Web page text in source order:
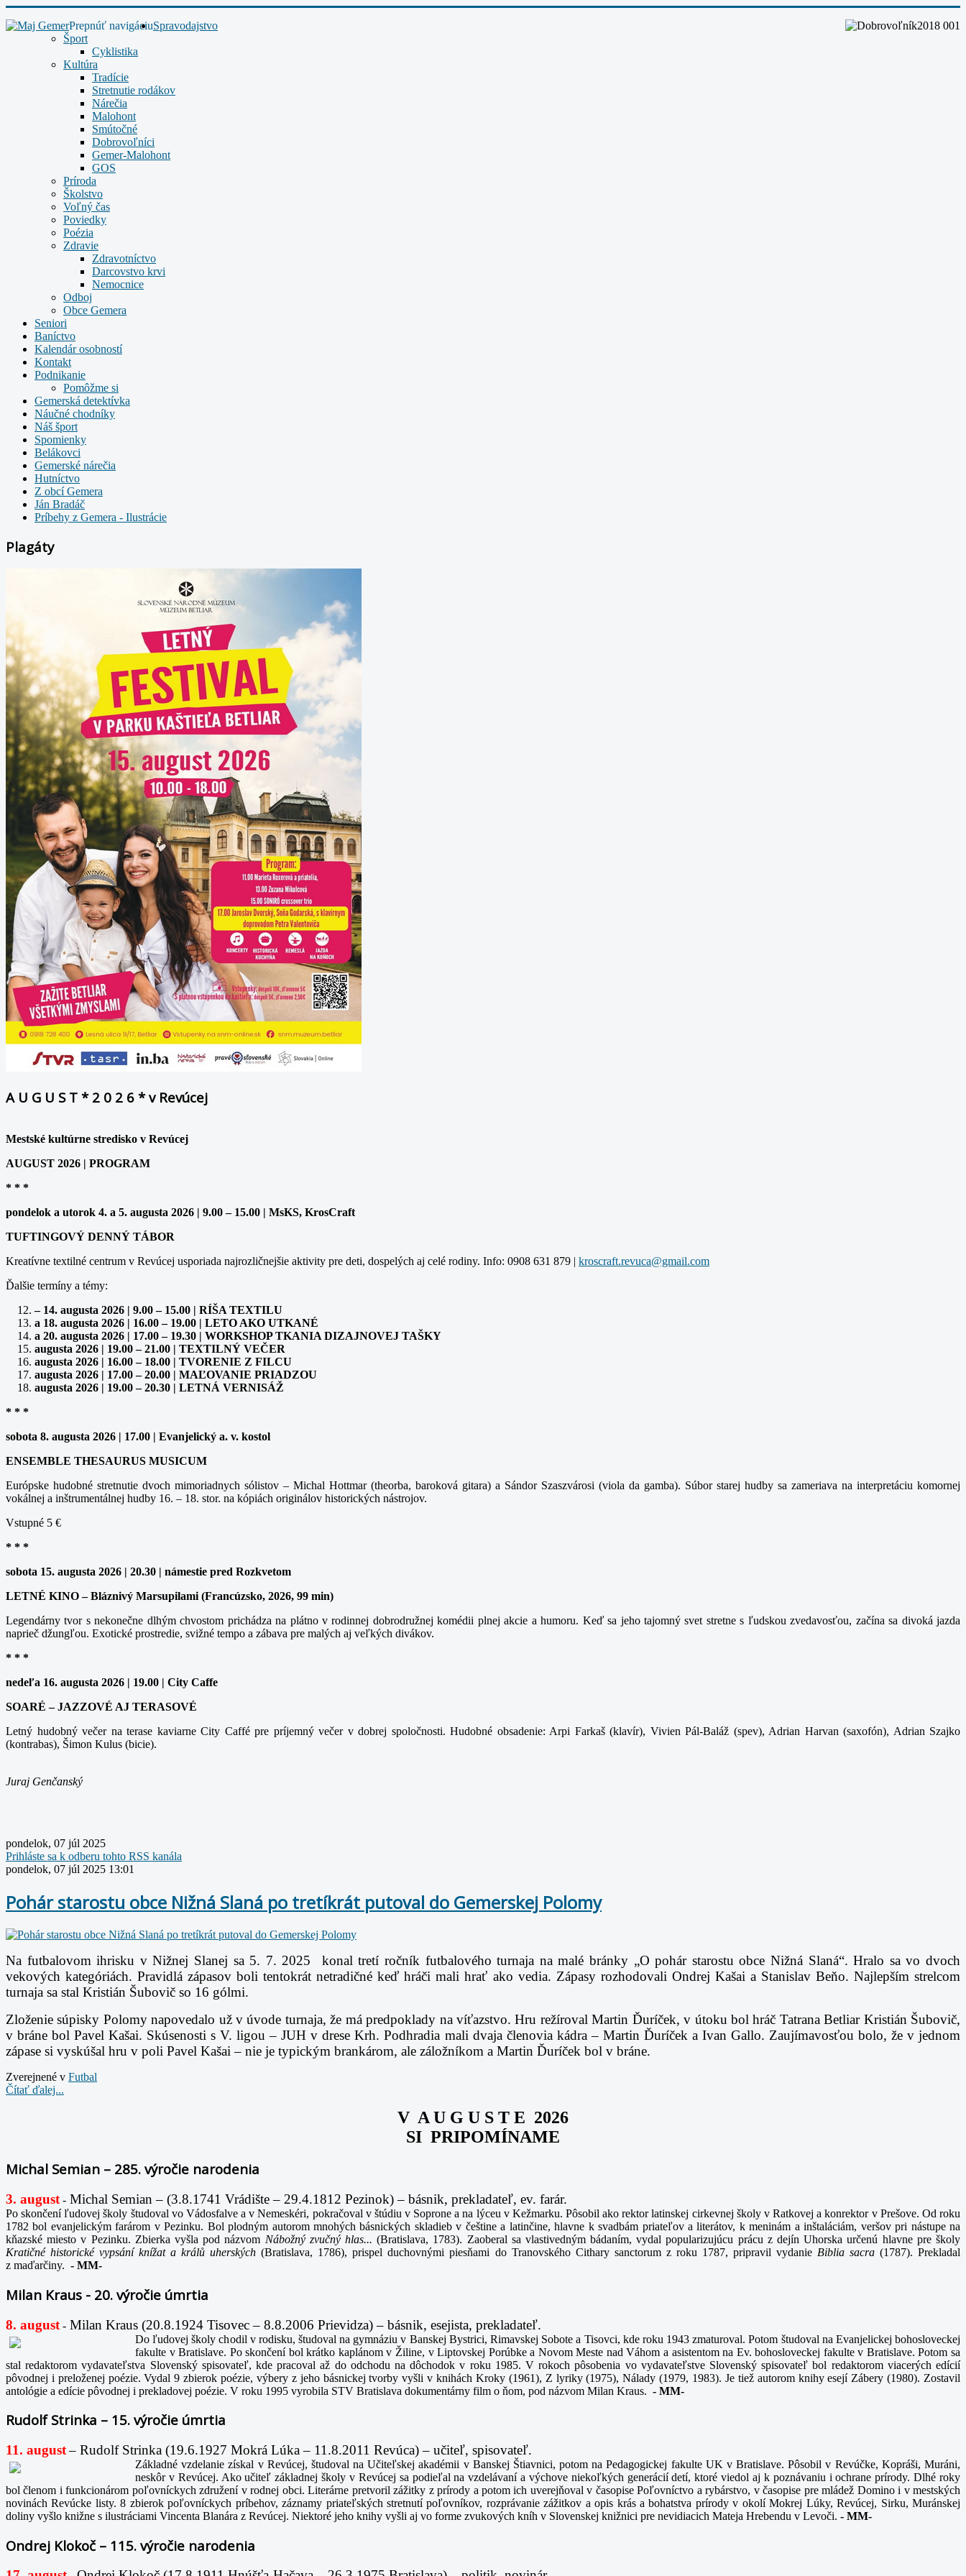
Prepnúť navigáciuSpravodajstvo
Šport
Cyklistika
Kultúra
Tradície
Stretnutie rodákov
Nárečia
Malohont
Smútočné
Dobrovoľníci
Gemer-Malohont
GOS
Príroda
Školstvo
Voľný čas
Poviedky
Poézia
Zdravie
Zdravotníctvo
Darcovstvo krvi
Nemocnice
Odboj
Obce Gemera
Seniori
Baníctvo
Kalendár osobností
Kontakt
Podnikanie
Pomôžme si
Gemerská detektívka
Náučné chodníky
Náš šport
Spomienky
Belákovci
Gemerské nárečia
Hutníctvo
Z obcí Gemera
Ján Bradáč
Príbehy z Gemera - Ilustrácie
Plagáty
A U G U S T * 2 0 2 6 * v Revúcej
Mestské kultúrne stredisko v Revúcej
AUGUST 2026 | PROGRAM
* * *
pondelok a utorok 4. a 5. augusta 2026 | 9.00 – 15.00 | MsKS, KrosCraft
TUFTINGOVÝ DENNÝ TÁBOR
Kreatívne textilné centrum v Revúcej usporiada najrozličnejšie aktivity pre deti, dospelých aj celé rodiny. Info: 0908 631 879 |
Ďalšie termíny a témy:
– 14. augusta 2026 | 9.00 – 15.00 | RÍŠA TEXTILU
a 18. augusta 2026 | 16.00 – 19.00 | LETO AKO UTKANÉ
a 20. augusta 2026 | 17.00 – 19.30 | WORKSHOP TKANIA DIZAJNOVEJ TAŠKY
augusta 2026 | 19.00 – 21.00 | TEXTILNÝ VEČER
augusta 2026 | 16.00 – 18.00 | TVORENIE Z FILCU
augusta 2026 | 17.00 – 20.00 | MAĽOVANIE PRIADZOU
augusta 2026 | 19.00 – 20.30 | LETNÁ VERNISÁŽ
* * *
sobota 8. augusta 2026 | 17.00 | Evanjelický a. v. kostol
ENSEMBLE THESAURUS MUSICUM
Európske hudobné stretnutie dvoch mimoriadnych sólistov – Michal Hottmar (theorba, baroková gitara) a Sándor Szaszvárosi (viola da gamba). Súbor starej hudby sa zameriava na interpretáciu komornej
vokálnej a inštrumentálnej hudby 16. – 18. stor. na kópiách originálov historických nástrojov.
Vstupné 5 €
* * *
sobota 15. augusta 2026 | 20.30 | námestie pred Rozkvetom
LETNÉ KINO – Bláznivý Marsupilami (Francúzsko, 2026, 99 min)
Legendárny tvor s nekonečne dlhým chvostom prichádza na plátno v rodinnej dobrodružnej komédii plnej akcie a humoru. Keď sa jeho tajomný svet stretne s ľudskou zvedavosťou, začína sa divoká jazda
naprieč džungľou. Exotické prostredie, svižné tempo a zábava pre malých aj veľkých divákov.
* * *
nedeľa 16. augusta 2026 | 19.00 | City Caffe
SOARÉ – JAZZOVÉ AJ TERASOVÉ
Letný hudobný večer na terase kaviarne City Caffé pre príjemný večer v dobrej spoločnosti. Hudobné obsadenie: Arpi Farkaš (klavír), Vivien Pál-Baláž (spev), Adrian Harvan (saxofón), Adrian Szajko
(kontrabas), Šimon Kulus (bicie).
Juraj Genčanský
pondelok, 07 júl 2025
Prihláste sa k odberu tohto RSS kanála
pondelok, 07 júl 2025 13:01
Pohár starostu obce Nižná Slaná po tretíkrát putoval do Gemerskej Polomy
Na futbalovom ihrisku v Nižnej Slanej sa 5. 7. 2025 konal tretí ročník futbalového turnaja na malé bránky „O pohár starostu obce Nižná Slaná“. Hralo sa vo dvoch
vekových kategóriách. Pravidlá zápasov boli tentokrát netradičné keď hráči mali hrať ako vedia. Zápasy rozhodovali Ondrej Kašai a Stanislav Beňo. Najlepším strelcom
turnaja sa stal Kristián Šubovič so 16 gólmi.
Zloženie súpisky Polomy napovedalo už v úvode turnaja, že má predpoklady na víťazstvo. Hru režíroval Martin Ďuríček, v útoku bol hráč Tatrana Betliar Kristián Šubovič,
v bráne bol Pavel Kašai. Skúsenosti s V. ligou – JUH v drese Krh. Podhradia mali dvaja členovia kádra – Martin Ďuríček a Ivan Gallo. Zaujímavosťou bolo, že v jednom
zápase si vyskúšal hru v poli Pavel Kašai – nie je typickým brankárom, ale záložníkom a Martin Ďuríček bol v bráne.
Zverejnené v Futbal
Čítať ďalej...
V A U G U S T E 2026
SI PRIPOMÍNAME
Michal Semian – 285. výročie narodenia
3. august - Michal Semian – (3.8.1741 Vrádište – 29.4.1812 Pezinok) – básnik, prekladateľ, ev. farár.
Po skončení ľudovej školy študoval vo Vádosfalve a v Nemeskéri, pokračoval v štúdiu v Soprone a na lýceu v Kežmarku. Pôsobil ako rektor latinskej cirkevnej školy v Ratkovej a konrektor v Prešove. Od roku
1782 bol evanjelickým farárom v Pezinku. Bol plodným autorom mnohých básnických skladieb v češtine a latinčine, hlavne k svadbám priateľov a literátov, k meninám a inštaláciám, veršov pri nástupe na
kňazské miesto v Pezinku. Zbierka vyšla pod názvom Nábožný zvučný hlas...(Bratislava, 1783). Zaoberal sa vlastivedným bádaním, vydal popularizujúcu prácu z dejín Uhorska určenú hlavne pre školy
Kratičné historické vypsání knížat a králů uherských(Bratislava, 1786), prispel duchovnými piesňami do Tranovského Cithary sanctorum z roku 1787, pripravil vydanie Biblia sacra (1787). Prekladal
z maďarčiny. - MM-
Milan Kraus - 20. výročie úmrtia
8. august - Milan Kraus (20.8.1924 Tisovec – 8.8.2006 Prievidza) – básnik, esejista, prekladateľ.
Do ľudovej školy chodil v rodisku, študoval na gymnáziu v Banskej Bystrici, Rimavskej Sobote a Tisovci, kde roku 1943 zmaturoval. Potom študoval na Evanjelickej bohosloveckej
fakulte v Bratislave. Po skončení bol krátko kaplánom v Žiline, v Liptovskej Porúbke a Novom Meste nad Váhom a asistentom na Ev. bohosloveckej fakulte v Bratislave. Potom sa
stal redaktorom vydavateľstva Slovenský spisovateľ, kde pracoval až do odchodu na dôchodok v roku 1985. V rokoch pôsobenia vo vydavateľstve Slovenský spisovateľ bol redaktorom viacerých edícií
pôvodnej i preloženej poézie. Vydal 9 zbierok poézie, výbery z jeho básnickej tvorby vyšli v knihách Kroky (1961), Z lyriky (1975), Nálady (1979, 1983). Je tiež autorom knihy esejí Zábery (1980). Zostavil
antológie a edície pôvodnej i prekladovej poézie. V roku 1995 vyrobila STV Bratislava dokumentárny film o ňom, pod názvom Milan Kraus. - MM-
Rudolf Strinka – 15. výročie úmrtia
11. august– Rudolf Strinka (19.6.1927 Mokrá Lúka – 11.8.2011 Revúca) – učiteľ, spisovateľ.
Základné vzdelanie získal v Revúcej, študoval na Učiteľskej akadémii v Banskej Štiavnici, potom na Pedagogickej fakulte UK v Bratislave. Pôsobil v Revúčke, Kopráši, Muráni,
neskôr v Revúcej. Ako učiteľ základnej školy v Revúcej sa podieľal na vzdelávaní a výchove niekoľkých generácií detí, ktoré viedol aj k poznávaniu i ochrane prírody. Dlhé roky
bol členom i funkcionárom poľovníckych združení v rodnej obci. Literárne pretvoril zážitky z prírody a potom ich uverejňoval v časopise Poľovníctvo a rybárstvo, v časopise pre mládež Domino i v mestských
novinách Revúcke listy. 8 zbierok poľovníckych príbehov, záznamy priateľských stretnutí poľovníkov, rozprávanie zážitkov a opis krás a bohatstva prírody v okolí Mokrej Lúky, Revúcej, Sirku, Muránskej
doliny vyšlo knižne s ilustráciami Vincenta Blanára z Revúcej. Niektoré jeho knihy vyšli aj vo forme zvukových kníh v Slovenskej knižnici pre nevidiacich Mateja Hrebendu v Levoči. - MM-
Ondrej Klokoč – 115. výročie narodenia